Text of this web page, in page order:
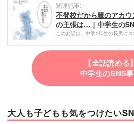
関連記事:
不登校だから親のアカ
の主張は…｜中学生の
このお話は、中学1年生の長男にス
【全話読める】
中学生のSNS
大人も子どもも気をつけたい